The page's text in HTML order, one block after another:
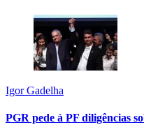
Igor Gadelha
PGR pede à PF diligências